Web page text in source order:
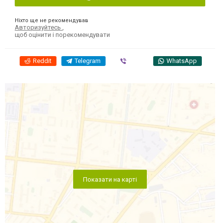
Ніхто ще не рекомендував
Авторизуйтесь
щоб оцінити і порекомендувати
Reddit Telegram WhatsApp
Показати на карті